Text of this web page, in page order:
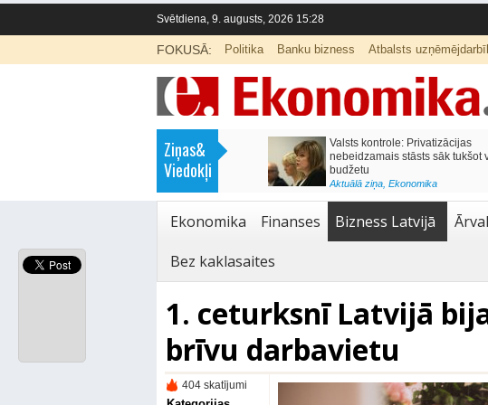
Svētdiena, 9. augusts, 2026 15:28
FOKUSĀ: Politika Banku bizness Atbalsts
Ziņas&
Viedokļi
Labklājības ministrija rosina reformēt
un būtiski uzlabot vecāku pabalstu
Kā sagatavot bērnu skolai,
nepārslogojot ģimenes budžetu?
Aktuālā ziņa ,Izglītība
Ekonomika Finanses Bizness Latvijā
Bez kaklasaites
1. ceturksnī Latvijā
brīvu darbavietu
404 skatījumi